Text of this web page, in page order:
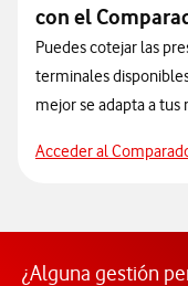
con el
Puedes cotejar las
terminales
mejor se adapta a tus
Acceder al
¿Alguna gestión